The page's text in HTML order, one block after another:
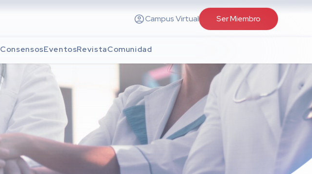
Campus Virtual Ser Miembro
ConsensosEventosRevistaComunidad